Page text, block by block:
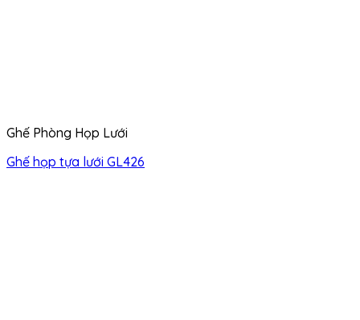
Ghế Phòng Họp Lưới
Ghế họp tựa lưới GL426